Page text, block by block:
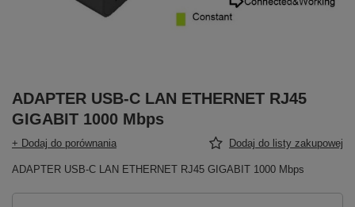
ADAPTER USB-C LAN ETHERNET RJ45
GIGABIT 1000 Mbps
+ Dodaj do porównania Dodaj do listy zakupowej
ADAPTER USB-C LAN ETHERNET RJ45 GIGABIT 1000 Mbps